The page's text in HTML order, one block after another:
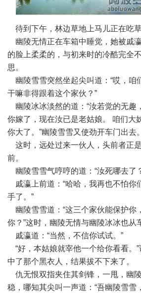
待到下午，林边草地上马儿正在吃草
幽陵无情正在车箱中睡觉，她被戚
的脸上柔柔的，与初来时的冷酷完全
思。
幽陵雪雪突然坐起尖叫道：“哎，咱
干嘛非得跟着这个家伙？”
幽陵冰冰淡然的道：“汝若觉的无趣
你嫁了，现在汝已是老姑娘。 咱们大
你大了。”幽陵雪雪又使劲开车门出去
这时，远处过来一伙人，头前者正
前。
幽陵雪雪气哼哼的道：“汝死哪去了
戚瀛上前道：“哈哈，我再也不怕你
手了。”
幽陵雪雪道：“这三个家伙能保护你
你？”这时，幽陵无情与幽陵冰冰也从
戚瀛道：“当然，不信你试试。”
“好，本姑娘就宰他一个给你看看。
中了那个黑衣人，结果拔不下来了。
仇无恨双指夹住其剑锋，一甩，幽
稳，哪知其尖叫一声道：“吾幽陵雪雪